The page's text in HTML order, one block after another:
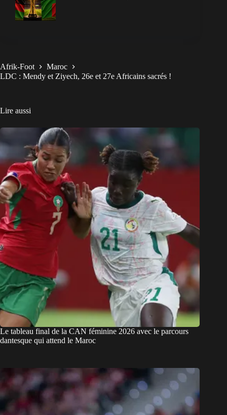
Afrik-Foot
Maroc
LDC : Mendy et Ziyech, 26e et 27e Africains sacrés !
Lire aussi
Le tableau final de la CAN féminine 2026 avec le parcours
dantesque qui attend le Maroc